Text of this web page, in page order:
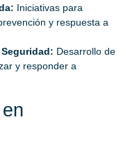
Iniciativas para
y respuesta a
Desarrollo de
y responder a